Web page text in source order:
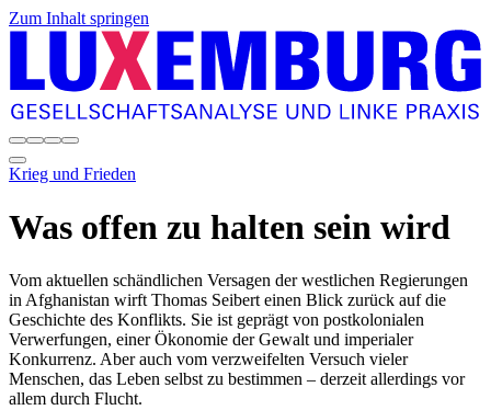
Zum Inhalt springen
Krieg und Frieden
Was offen zu halten sein wird
Vom aktuellen schändlichen Versagen der westlichen Regierungen
in Afghanistan wirft Thomas Seibert einen Blick zurück auf die
Geschichte des Konflikts. Sie ist geprägt von postkolonialen
Verwerfungen, einer Ökonomie der Gewalt und imperialer
Konkurrenz. Aber auch vom verzweifelten Versuch vieler
Menschen, das Leben selbst zu bestimmen – derzeit allerdings vor
allem durch Flucht.